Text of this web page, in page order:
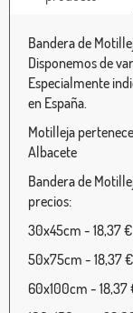
Bandera de
Disponemos de
Especialmente
en España.
Motilleja
Albacete
Bandera de
precios:
30x45cm - 18,37
50x75cm - 18,37
60x100cm - 18,37